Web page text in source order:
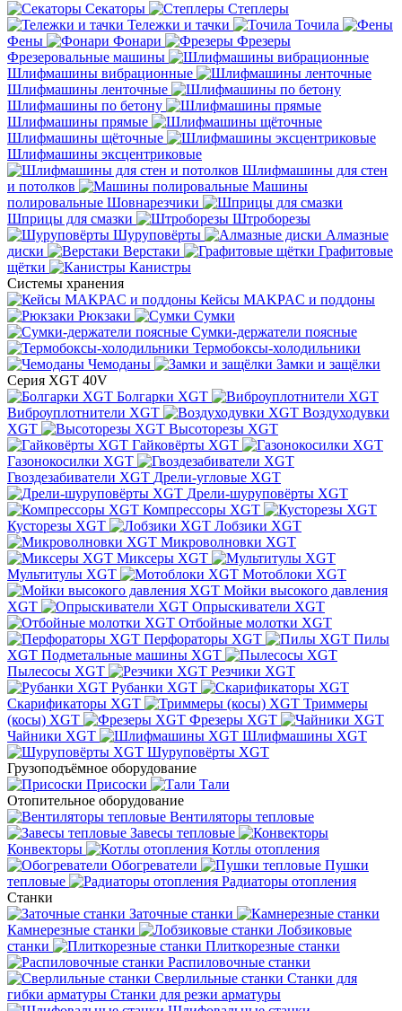
Секаторы
Степлеры
Тележки и тачки
Точила
Фены
Фонари
Фрезеры
Фрезеровальные машины
Шлифмашины вибрационные
Шлифмашины ленточные
Шлифмашины по бетону
Шлифмашины прямые
Шлифмашины щёточные
Шлифмашины эксцентриковые
Шлифмашины для стен
и потолков
Машины
полировальные Шовнарезчики
Шприцы для смазки
Штроборезы
Шуруповёрты
Алмазные
диски
Верстаки
Графитовые
щётки
Канистры
Системы хранения
Кейсы MAKPAC и поддоны
Рюкзаки
Сумки
Сумки-держатели поясные
Термобоксы-холодильники
Чемоданы
Замки и защёлки
Серия XGT 40V
Болгарки XGT
Виброуплотнители XGT
Воздуходувки
XGT
Высоторезы XGT
Гайковёрты XGT
Газонокосилки XGT
Гвоздезабиватели XGT Дрели-угловые XGT
Дрели-шуруповёрты XGT
Компрессоры XGT
Кусторезы XGT
Лобзики XGT
Микроволновки XGT
Миксеры XGT
Мультитулы XGT
Мотоблоки XGT
Мойки высокого давления
XGT
Опрыскиватели XGT
Отбойные молотки XGT
Перфораторы XGT
Пилы
XGT Подметальные машины XGT
Пылесосы XGT
Резчики XGT
Рубанки XGT
Скарификаторы XGT
Триммеры
(косы) XGT
Фрезеры XGT
Чайники XGT
Шлифмашины XGT
Шуруповёрты XGT
Грузоподъёмное оборудование
Присоски
Тали
Отопительное оборудование
Вентиляторы тепловые
Завесы тепловые
Конвекторы
Котлы отопления
Обогреватели
Пушки
тепловые
Радиаторы отопления
Станки
Заточные станки
Камнерезные станки
Лобзиковые
станки
Плиткорезные станки
Распиловочные станки
Сверлильные станки Станки для
гибки арматуры Станки для резки арматуры